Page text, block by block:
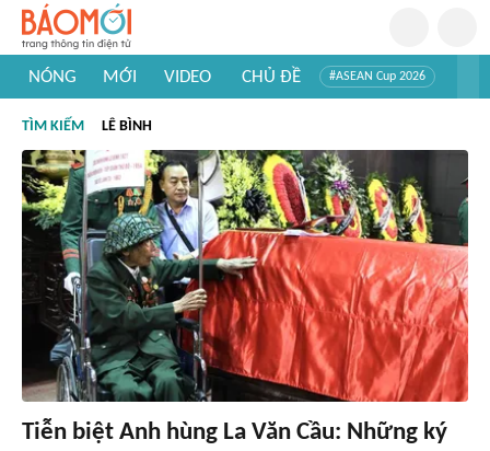
NÓNG MỚI VIDEO CHỦ ĐỀ #ASEAN Cup 2026
#Khám phá thế giới
TÌM KIẾM LÊ BÌNH
Tiễn biệt Anh hùng La Văn Cầu: Những ký